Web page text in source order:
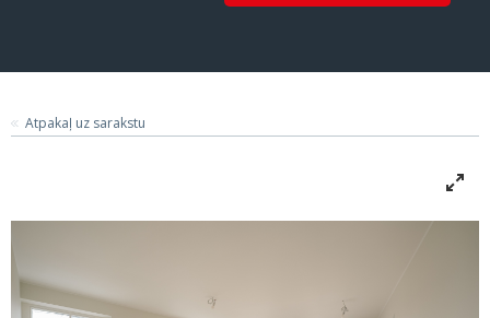
Atpakaļ uz sarakstu